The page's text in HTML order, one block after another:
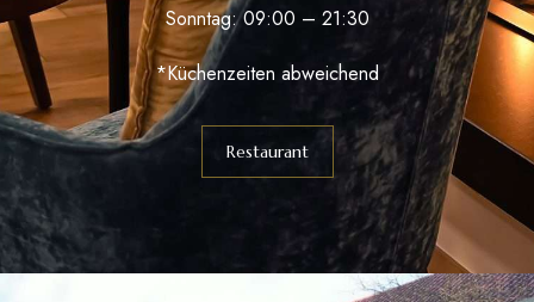
Sonntag: 09:00 – 21:30
*Küchenzeiten abweichend
Restaurant